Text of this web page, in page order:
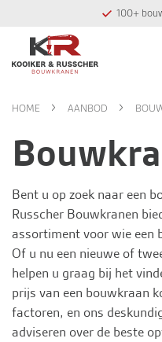
100+
HOME AANBOD
Bent u op zoek naar een
Russcher Bouwkranen
assortiment voor wie een
Of u nu een nieuwe of
helpen u graag bij het
prijs van een bouwkraan
factoren, en ons
adviseren over de beste